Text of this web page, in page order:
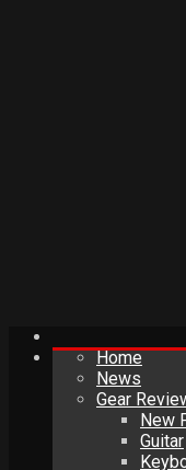
Home
News
Gear
New
Guitar